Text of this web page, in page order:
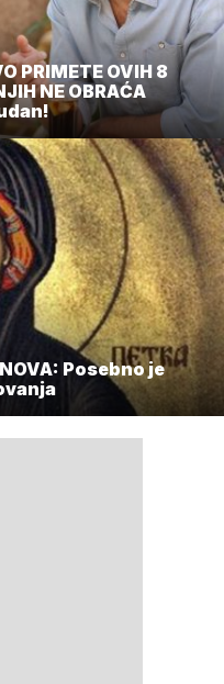
PRIMETE OVIH 8
NE OBRAĆA
Posebno je